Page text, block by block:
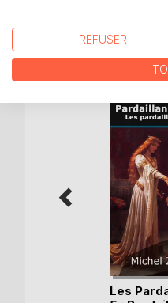
Les
REFUSER